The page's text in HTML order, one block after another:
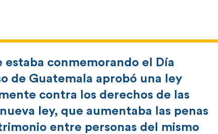
estaba conmemorando el Día
de Guatemala aprobó una ley
contra los derechos de las
ley, que aumentaba las penas
entre personas del mismo